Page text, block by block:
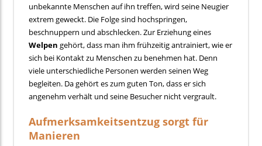
unbekannte Menschen auf ihn treffen, wird seine Neugier
extrem geweckt. Die Folge sind hochspringen,
beschnuppern und abschlecken. Zur Erziehung eines
Welpen gehört, dass man ihm frühzeitig antrainiert, wie er
sich bei Kontakt zu Menschen zu benehmen hat. Denn
viele unterschiedliche Personen werden seinen Weg
begleiten. Da gehört es zum guten Ton, dass er sich
angenehm verhält und seine Besucher nicht vergrault.
Aufmerksamkeitsentzug sorgt für
Manieren